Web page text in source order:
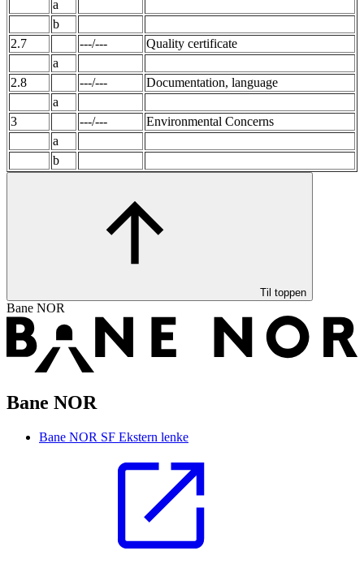
a
b
2.7
---/---
Quality certificate
a
2.8
---/---
Documentation, language
a
3
---/---
Environmental Concerns
a
b
Til toppen
Bane NOR
Bane NOR
Bane NOR SF Ekstern lenke